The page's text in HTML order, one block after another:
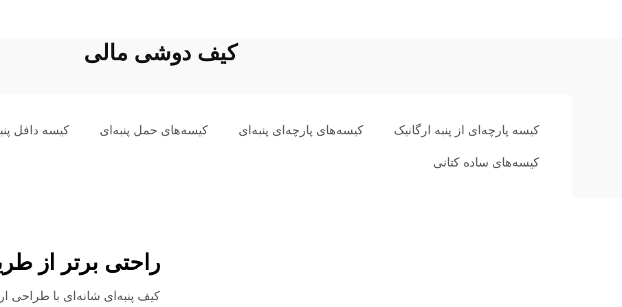
کیف دوشی مالی
کیسه پارچه‌ای از پنبه ارگانیک کیسه‌های پارچه‌ای پنبه‌ای کیسه‌های حمل پنبه‌ای کیسه دافل
کیسه‌های ساده کتانی
راحتی برتر از
کیف پنبه‌ای شانه‌ای با طراحی